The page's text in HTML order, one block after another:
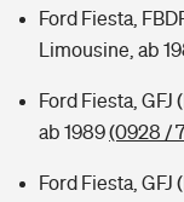
Ford Fiesta,
Limousine, ab
Ford Fiesta, GFJ
ab 1989(0928 /
Ford Fiesta, GFJ